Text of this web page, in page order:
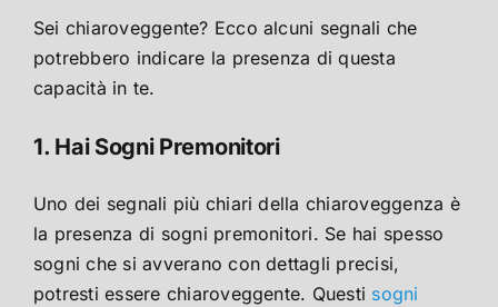
Sei chiaroveggente? Ecco alcuni segnali che
potrebbero indicare la presenza di questa
capacità in te.
1. Hai Sogni Premonitori
Uno dei segnali più chiari della chiaroveggenza è
la presenza di sogni premonitori. Se hai spesso
sogni che si avverano con dettagli precisi,
potresti essere chiaroveggente. Questi sogni